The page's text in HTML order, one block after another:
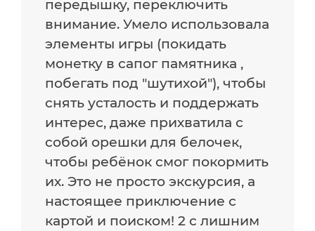
передышку, переключить
внимание. Умело использовала
элементы игры (покидать
монетку в сапог памятника ,
побегать под "шутихой"), чтобы
снять усталость и поддержать
интерес, даже прихватила с
собой орешки для белочек,
чтобы ребёнок смог покормить
их. Это не просто экскурсия, а
настоящее приключение с
картой и поиском! 2 с лишним